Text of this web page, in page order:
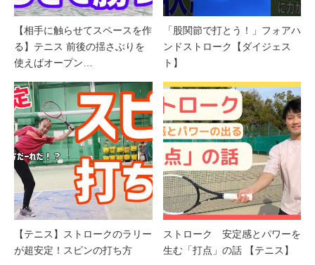
【相手に触らせてスペースを作
る】テニス 前後の揺さぶりを
使えばオープン…
「股関節で打とう！」フォアハ
ンドストローク【ダイジェス
ト】
【テニス】ストロークのラリー
が超安定！スピンの打ち方
ストローク 安定感とパワーを
生む「打点」の話 【テニス】